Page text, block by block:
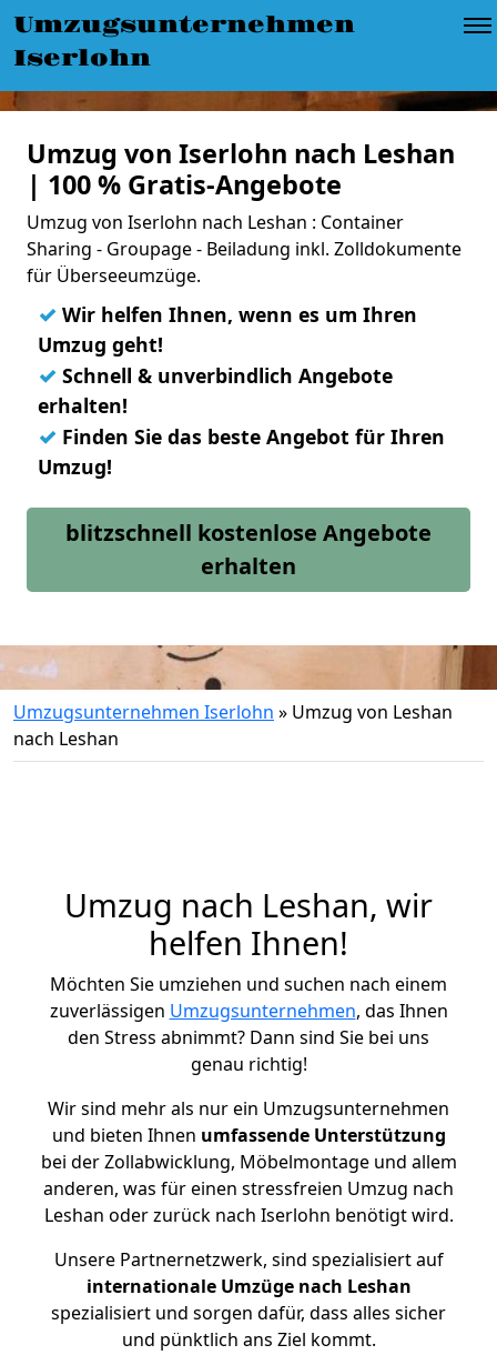
Umzugsunternehmen
Iserlohn
Umzug von Iserlohn nach Leshan
| 100 % Gratis-Angebote
Umzug von Iserlohn nach Leshan : Container
Sharing - Groupage - Beiladung inkl. Zolldokumente
für Überseeumzüge.
✓ Wir helfen Ihnen, wenn es um Ihren
Umzug geht!
✓ Schnell & unverbindlich Angebote
erhalten!
✓ Finden Sie das beste Angebot für Ihren
Umzug!
blitzschnell kostenlose Angebote
erhalten
Umzugsunternehmen Iserlohn » Umzug von Leshan
nach Leshan
Umzug nach Leshan, wir
helfen Ihnen!
Möchten Sie umziehen und suchen nach einem
zuverlässigen Umzugsunternehmen, das Ihnen
den Stress abnimmt? Dann sind Sie bei uns
genau richtig!
Wir sind mehr als nur ein Umzugsunternehmen
und bieten Ihnen umfassende Unterstützung
bei der Zollabwicklung, Möbelmontage und allem
anderen, was für einen stressfreien Umzug nach
Leshan oder zurück nach Iserlohn benötigt wird.
Unsere Partnernetzwerk, sind spezialisiert auf
internationale Umzüge nach Leshan
spezialisiert und sorgen dafür, dass alles sicher
und pünktlich ans Ziel kommt.